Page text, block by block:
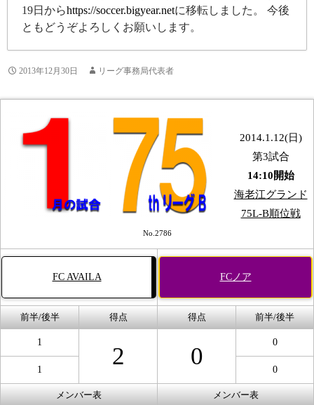
19日からhttps://soccer.bigyear.netに移転しました。 今後
ともどうぞよろしくお願いします。
2013年12月30日 リーグ事務局代表者
2014.1.12(日)
第3試合
14:10開始
海老江グランド
75L-B順位戦
No.2786
FC AVAILA FCノア
前半/後半 得点 得点 前半/後半
1
2 0
0
1 0
メンバー表 メンバー表